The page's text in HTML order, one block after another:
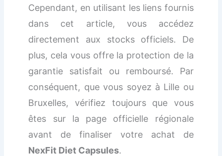
Cependant, en utilisant les liens fournis
dans cet article, vous accédez
directement aux stocks officiels. De
plus, cela vous offre la protection de la
garantie satisfait ou remboursé. Par
conséquent, que vous soyez à Lille ou
Bruxelles, vérifiez toujours que vous
êtes sur la page officielle régionale
avant de finaliser votre achat de
NexFit Diet Capsules.